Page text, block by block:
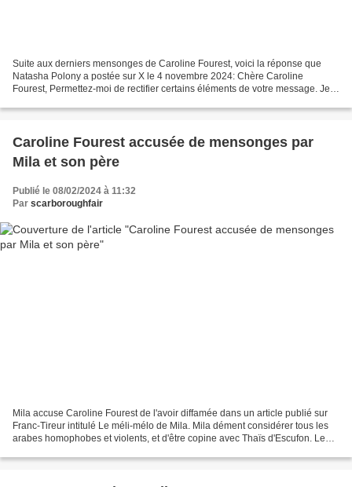
Suite aux derniers mensonges de Caroline Fourest, voici la réponse que
Natasha Polony a postée sur X le 4 novembre 2024: Chère Caroline
Fourest, Permettez-moi de rectifier certains éléments de votre message. Je
Caroline Fourest accusée de mensonges par
Mila et son père
Publié le 08/02/2024 à 11:32
Par scarboroughfair
Mila accuse Caroline Fourest de l'avoir diffamée dans un article publié sur
Franc-Tireur intitulé Le méli-mélo de Mila. Mila dément considérer tous les
arabes homophobes et violents, et d'être copine avec Thaïs d'Escufon. Le